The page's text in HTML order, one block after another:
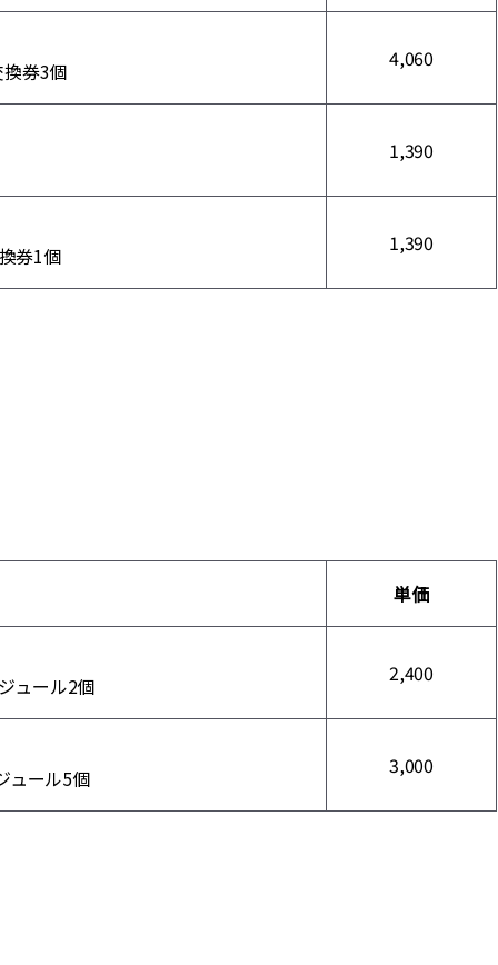
券3個 4,060
1,390
券1個 1,390
単価
ュール2個 2,400
ュール5個 3,000